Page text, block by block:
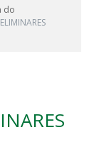
do